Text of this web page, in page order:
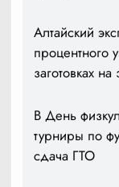
Алтайский
процентного
заготовках на
В День
турниры по
сдача ГТО